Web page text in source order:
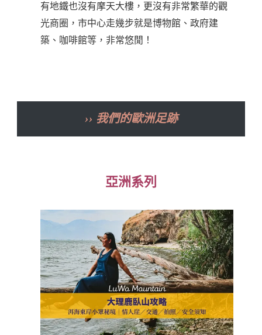
有地鐵也沒有摩天大樓，更沒有非常繁華的觀
光商圈，市中心走幾步就是博物館、政府建
築、咖啡館等，非常悠閒！
›› 我們的歐洲足跡
亞洲系列